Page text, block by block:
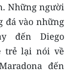
Những người
đá vào những
đến Diego
trẻ lại nói về
đến